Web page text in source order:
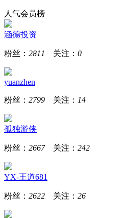
人气会员榜
涵德投资
粉丝： 2811 关注： 0
yuanzhen
粉丝： 2799 关注： 14
孤独游侠
粉丝： 2667关注： 242
YX-王道681
粉丝： 2622 关注： 26